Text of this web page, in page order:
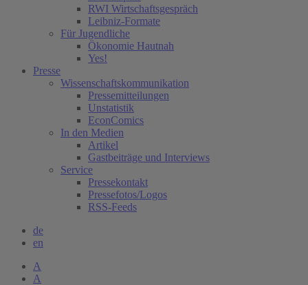
RWI Wirtschaftsgespräch
Leibniz-Formate
Für Jugendliche
Ökonomie Hautnah
Yes!
Presse
Wissenschaftskommunikation
Pressemitteilungen
Unstatistik
EconComics
In den Medien
Artikel
Gastbeiträge und Interviews
Service
Pressekontakt
Pressefotos/Logos
RSS-Feeds
de
en
A
A